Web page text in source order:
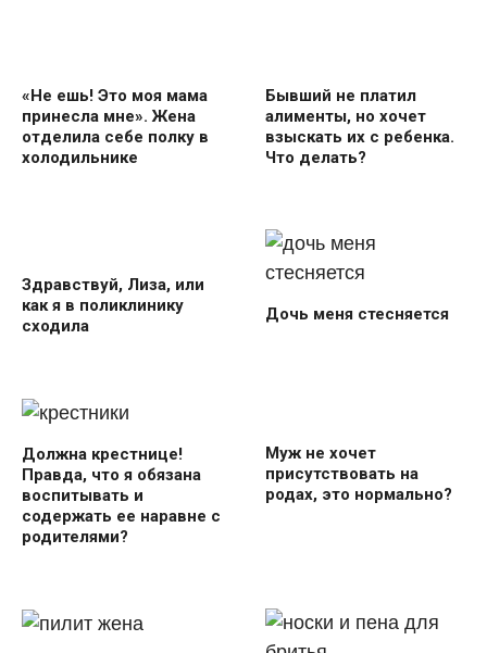
«Не ешь! Это моя мама
принесла мне». Жена
отделила себе полку в
холодильнике
Бывший не платил
алименты, но хочет
взыскать их с ребенка.
Что делать?
Здравствуй, Лиза, или
как я в поликлинику
сходила
Дочь меня стесняется
Должна крестнице!
Правда, что я обязана
воспитывать и
содержать ее наравне с
родителями?
Муж не хочет
присутствовать на
родах, это нормально?